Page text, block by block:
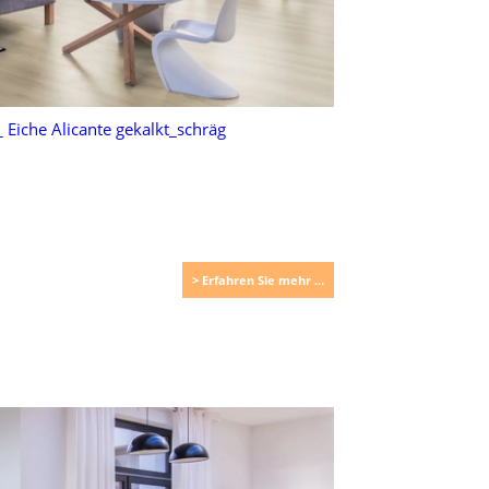
> Erfahren Sie mehr ...